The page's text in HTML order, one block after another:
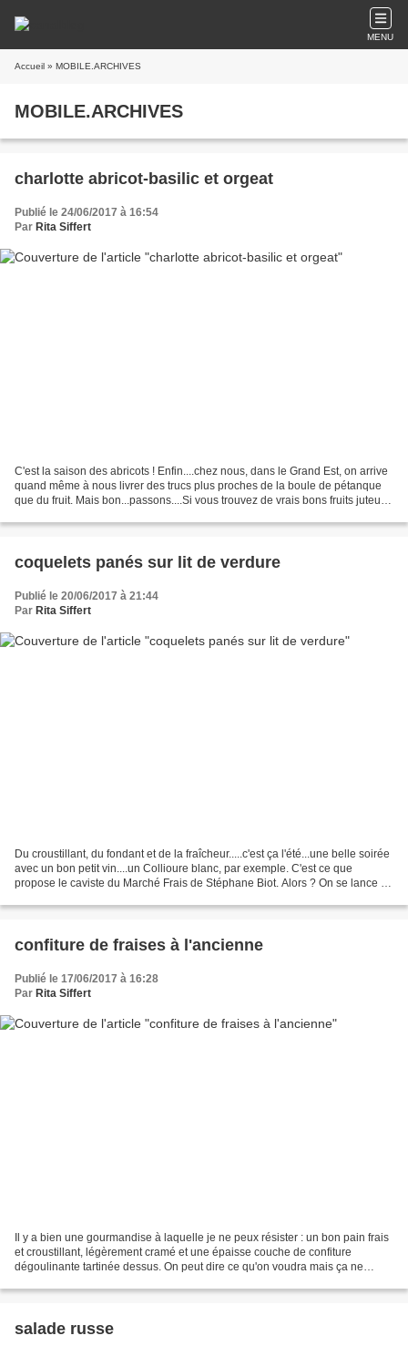
MENU
Accueil » MOBILE.ARCHIVES
MOBILE.ARCHIVES
charlotte abricot-basilic et orgeat
Publié le 24/06/2017 à 16:54
Par Rita Siffert
C'est la saison des abricots ! Enfin....chez nous, dans le Grand Est, on arrive
quand même à nous livrer des trucs plus proches de la boule de pétanque
que du fruit. Mais bon...passons....Si vous trouvez de vrais bons fruits juteux
coquelets panés sur lit de verdure
Publié le 20/06/2017 à 21:44
Par Rita Siffert
Du croustillant, du fondant et de la fraîcheur.....c'est ça l'été...une belle soirée
avec un bon petit vin....un Collioure blanc, par exemple. C'est ce que
propose le caviste du Marché Frais de Stéphane Biot. Alors ? On se lance ?
confiture de fraises à l'ancienne
Publié le 17/06/2017 à 16:28
Par Rita Siffert
Il y a bien une gourmandise à laquelle je ne peux résister : un bon pain frais
et croustillant, légèrement cramé et une épaisse couche de confiture
dégoulinante tartinée dessus. On peut dire ce qu'on voudra mais ça ne
salade russe